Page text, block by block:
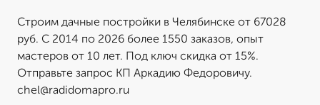
Строим дачные постройки в Челябинске от 67028
руб. С 2014 по 2026 более 1550 заказов, опыт
мастеров от 10 лет. Под ключ скидка от 15%.
Отправьте запрос КП Аркадию Федоровичу.
chel@radidomapro.ru